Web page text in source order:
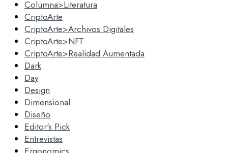
Columna>Literatura
CriptoArte
CriptoArte>Archivos Digitales
CriptoArte>NFT
CriptoArte>Realidad Aumentada
Dark
Day
Design
Dimensional
Diseño
Editor's Pick
Entrevistas